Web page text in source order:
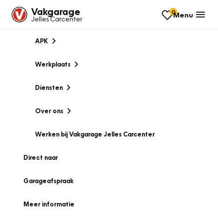
Vakgarage
Jelles Carcenter
0Menu
APK
Werkplaats
Diensten
Over ons
Werken bij Vakgarage Jelles Carcenter
Direct naar
Garageafspraak
Meer informatie